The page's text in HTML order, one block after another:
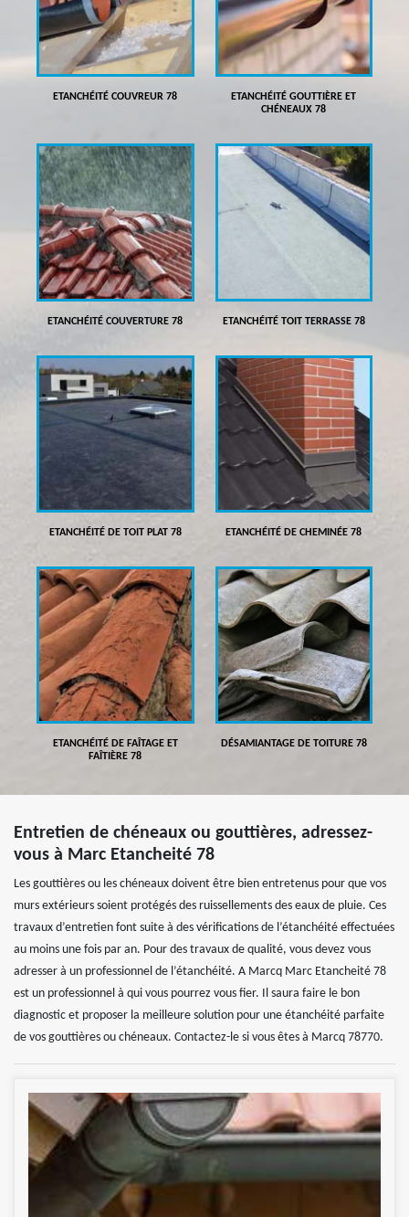
ETANCHÉITÉ COUVREUR 78
ETANCHÉITÉ GOUTTIÈRE ET
CHÉNEAUX 78
ETANCHÉITÉ COUVERTURE 78 ETANCHÉITÉ TOIT TERRASSE 78
ETANCHÉITÉ DE TOIT PLAT 78 ETANCHÉITÉ DE CHEMINÉE 78
ETANCHÉITÉ DE FAÎTAGE ET
FAÎTIÈRE 78
DÉSAMIANTAGE DE TOITURE 78
Entretien de chéneaux ou gouttières, adressez-
vous à Marc Etancheité 78
Les gouttières ou les chéneaux doivent être bien entretenus pour que vos
murs extérieurs soient protégés des ruissellements des eaux de pluie. Ces
travaux d’entretien font suite à des vérifications de l’étanchéité effectuées
au moins une fois par an. Pour des travaux de qualité, vous devez vous
adresser à un professionnel de l’étanchéité. A Marcq Marc Etancheité 78
est un professionnel à qui vous pourrez vous fier. Il saura faire le bon
diagnostic et proposer la meilleure solution pour une étanchéité parfaite
de vos gouttières ou chéneaux. Contactez-le si vous êtes à Marcq 78770.